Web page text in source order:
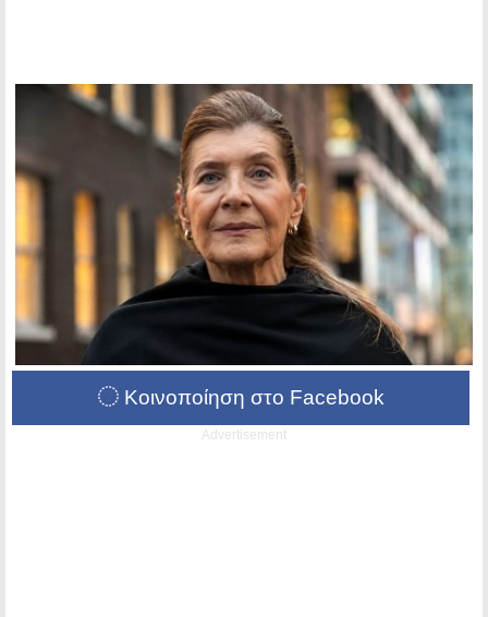
Κοινοποίηση στο Facebook
Advertisement